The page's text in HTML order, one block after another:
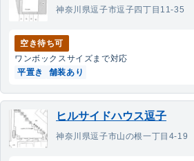
神奈川県逗子市逗子四丁目11-35
空き待ち可
ワンボックスサイズまで対応
平置き
舗装あり
ヒルサイドハウス逗子
神奈川県逗子市山の根一丁目4-19